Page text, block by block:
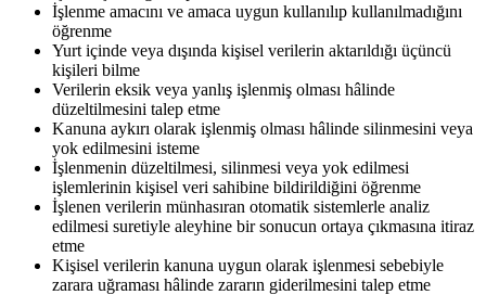
İşlenme amacını ve amaca uygun kullanılıp kullanılmadığını
öğrenme
Yurt içinde veya dışında kişisel verilerin aktarıldığı üçüncü
kişileri bilme
Verilerin eksik veya yanlış işlenmiş olması hâlinde
düzeltilmesini talep etme
Kanuna aykırı olarak işlenmiş olması hâlinde silinmesini veya
yok edilmesini isteme
İşlenmenin düzeltilmesi, silinmesi veya yok edilmesi
işlemlerinin kişisel veri sahibine bildirildiğini öğrenme
İşlenen verilerin münhasıran otomatik sistemlerle analiz
edilmesi suretiyle aleyhine bir sonucun ortaya çıkmasına itiraz
etme
Kişisel verilerin kanuna uygun olarak işlenmesi sebebiyle
zarara uğraması hâlinde zararın giderilmesini talep etme